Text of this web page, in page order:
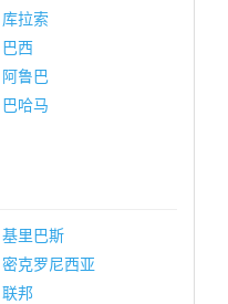
库拉索
巴西
阿鲁巴
巴哈马
基里巴斯
密克罗尼西亚
联邦